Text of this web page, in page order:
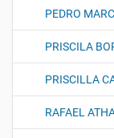
PEDRO
PRISCILA
PRISCILLA
RAFAEL